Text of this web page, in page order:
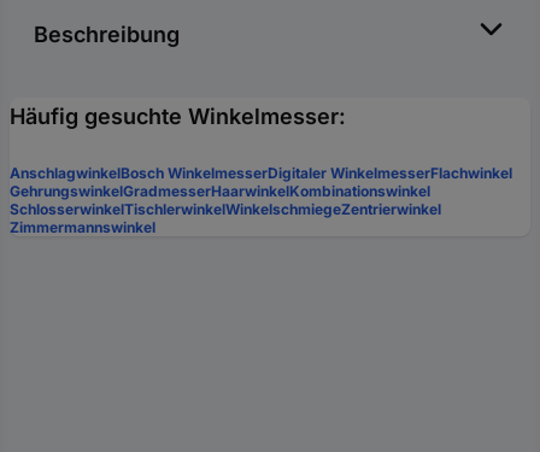
Beschreibung
Häufig gesuchte Winkelmesser:
AnschlagwinkelBosch WinkelmesserDigitaler WinkelmesserFlachwinkel
GehrungswinkelGradmesserHaarwinkelKombinationswinkel
SchlosserwinkelTischlerwinkelWinkelschmiegeZentrierwinkel
Zimmermannswinkel